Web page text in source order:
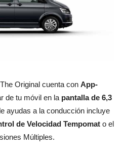
Original cuenta con App-
de tu móvil en la pantalla de 6,3
ayudas a la conducción incluye
de Velocidad Tempomat o el
Múltiples.